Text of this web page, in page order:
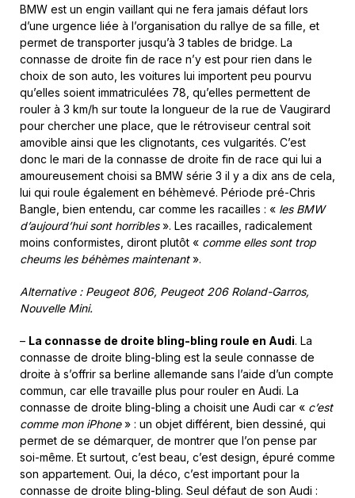
BMW est un engin vaillant qui ne fera jamais défaut lors
d’une urgence liée à l’organisation du rallye de sa fille, et
permet de transporter jusqu’à 3 tables de bridge. La
connasse de droite fin de race n’y est pour rien dans le
choix de son auto, les voitures lui importent peu pourvu
qu’elles soient immatriculées 78, qu’elles permettent de
rouler à 3 km/h sur toute la longueur de la rue de Vaugirard
pour chercher une place, que le rétroviseur central soit
amovible ainsi que les clignotants, ces vulgarités. C’est
donc le mari de la connasse de droite fin de race qui lui a
amoureusement choisi sa BMW série 3 il y a dix ans de cela,
lui qui roule également en béhèmevé. Période pré-Chris
Bangle, bien entendu, car comme les racailles : « les BMW
d’aujourd’hui sont horribles». Les racailles, radicalement
moins conformistes, diront plutôt « comme elles sont trop
cheums les béhèmes maintenant».
Alternative : Peugeot 806, Peugeot 206 Roland-Garros,
Nouvelle Mini.
– La connasse de droite bling-bling roule en Audi. La
connasse de droite bling-bling est la seule connasse de
droite à s’offrir sa berline allemande sans l’aide d’un compte
commun, car elle travaille plus pour rouler en Audi. La
connasse de droite bling-bling a choisit une Audi car « c’est
comme mon iPhone» : un objet différent, bien dessiné, qui
permet de se démarquer, de montrer que l’on pense par
soi-même. Et surtout, c’est beau, c’est design, épuré comme
son appartement. Oui, la déco, c’est important pour la
connasse de droite bling-bling. Seul défaut de son Audi :